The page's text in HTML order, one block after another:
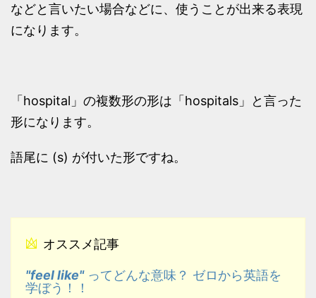
などと言いたい場合などに、使うことが出来る表現
になります。
「hospital」の複数形の形は「hospitals」と言った
形になります。
語尾に (s) が付いた形ですね。
オススメ記事
"feel like" ってどんな意味？ ゼロから英語を
学ぼう！！